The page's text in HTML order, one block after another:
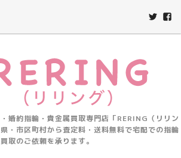
婚約指輪・貴金属買取専門店「RERING（リリン
・市区町村から査定料・送料無料で宅配での指輪
買取のご依頼を承ります。